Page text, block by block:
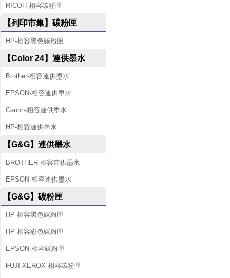
RICOH-相容碳粉匣
【列印市集】碳粉匣
HP-相容黑色碳粉匣
【Color 24】連供墨水
Brother-相容連供墨水
EPSON-相容連供墨水
Canon-相容連供墨水
HP-相容連供墨水
【G&G】連供墨水
BROTHER-相容連供墨水
EPSON-相容連供墨水
【G&G】碳粉匣
HP-相容黑色碳粉匣
HP-相容彩色碳粉匣
EPSON-相容碳粉匣
FUJI XEROX-相容碳粉匣